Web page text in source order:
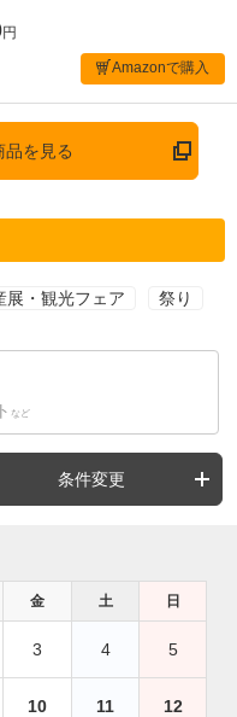
円
Amazonで購入
を見る
展・観光フェア 祭り
など
条件変更
金 土 日
3 4 5
10 11 12